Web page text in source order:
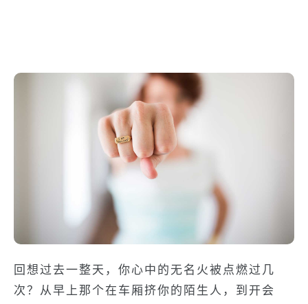
回想过去一整天，你心中的无名火被点燃过几
次？从早上那个在车厢挤你的陌生人，到开会